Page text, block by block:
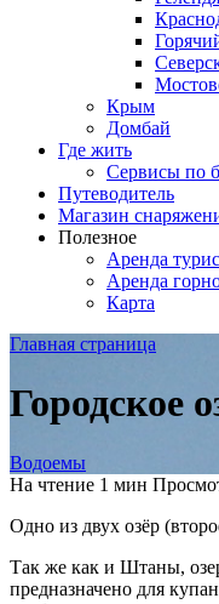
Крым
Домбай
Где жить
Сервисы по
Путеводитель
Магазин
Полезное
Аренда
Аренда
Карта
Главная страница
Городское
Водоемы
На чтение 1 мин
Одно из двух озёр
Так же как и Штаны,
предназначено для